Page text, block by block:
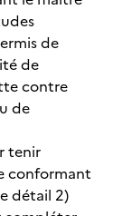
de
de
contre
de
tenir
conformant
détail 2)